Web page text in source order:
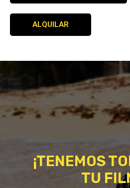
ALQUILAR
¡TENEMOS
TU